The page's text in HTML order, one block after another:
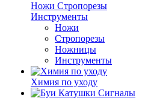
Ножи Стропорезы
Инструменты
Ножи
Стропорезы
Ножницы
Инструменты
Химия по уходу